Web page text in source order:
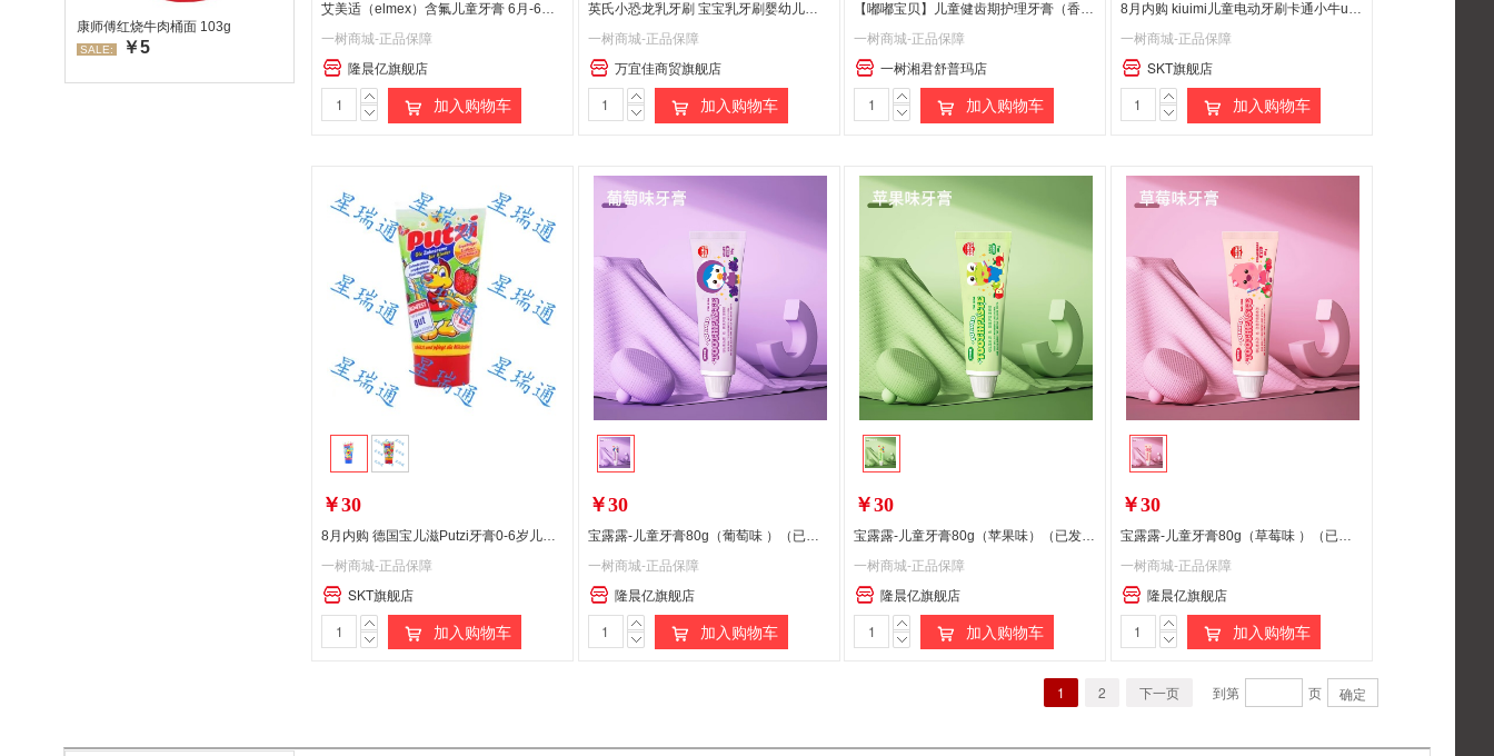
康师傅红烧牛肉桶面 103g
SALE: ￥5
艾美适（elmex）含氟儿童牙膏 6月-6岁 50ml
一树商城-正品保障
隆晨亿旗舰店
加入购物车
英氏小恐龙乳牙刷 宝宝乳牙刷婴幼儿刷舌苔口腔清洁神器 Y21A 棕色 甘肃/海南/宁夏/内蒙/青海/新疆/西藏不发货
一树商城-正品保障
万宜佳商贸旗舰店
加入购物车
【嘟嘟宝贝】儿童健齿期护理牙膏（香橙味） 40g
一树商城-正品保障
一树湘君舒普玛店
加入购物车
8月内购 kiuimi儿童电动牙刷卡通小牛u型2-12岁充电式口含式u形电动牙刷声波震动 蓝色/粉水小萌牛（下单备注颜色）偏远地区(含新疆、西藏、内蒙古、甘肃、青海、宁夏)不发货
一树商城-正品保障
SKT旗舰店
加入购物车
￥30
一树商城-正品保障
SKT旗舰店
加入购物车
￥30
宝露露-儿童牙膏80g（葡萄味 ）（已发货拦截拒收快递，需客户承担运费）
一树商城-正品保障
隆晨亿旗舰店
加入购物车
￥30
一树商城-正品保障
隆晨亿旗舰店
加入购物车
￥30
宝露露-儿童牙膏80g（草莓味 ）（已发货拦截拒收快递，需客户承担运费）
一树商城-正品保障
隆晨亿旗舰店
加入购物车
1 2 下一页 到第 页 确定